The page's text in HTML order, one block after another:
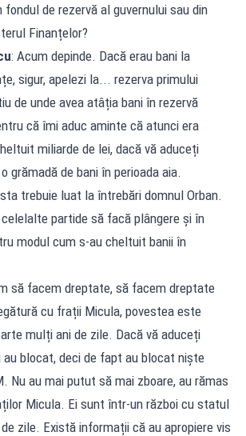
de rezervă al guvernului sau din
Finanțelor?
: Acum depinde. Dacă erau bani la
sigur, apelezi la... rezerva primului
de unde avea atâția bani în rezervă
că îmi aduc aminte că atunci era
miliarde de lei, dacă vă aduceți
grămadă de bani în perioada aia.
trebuie luat la întrebări domnul Orban.
partide să facă plângere și în
modul cum s-au cheltuit banii în
să facem dreptate, să facem dreptate
cu frații Micula, povestea este
mulți ani de zile. Dacă vă aduceți
blocat, deci de fapt au blocat niște
Nu au mai putut să mai zboare, au rămas
Micula. Ei sunt într-un război cu statul
zile. Există informații că au apropiere vis